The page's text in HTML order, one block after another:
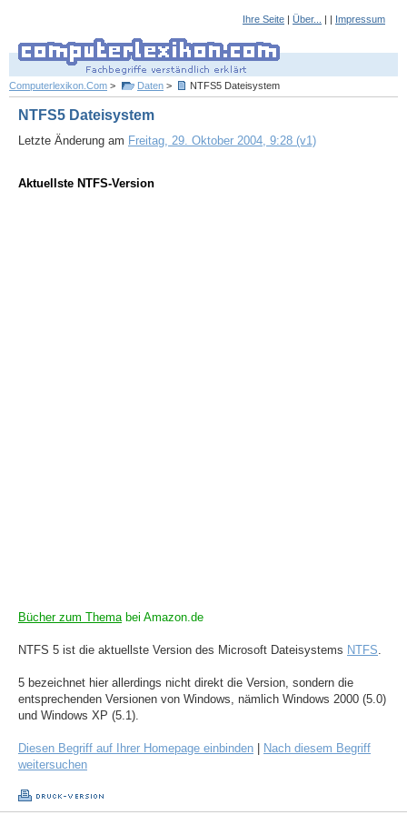
Ihre Seite | Über... | | Impressum
Computerlexikon.Com > Daten > NTFS5 Dateisystem
NTFS5 Dateisystem
Letzte Änderung am Freitag, 29. Oktober 2004, 9:28 (v1)
Aktuellste NTFS-Version
Bücher zum Themabei Amazon.de
NTFS 5 ist die aktuellste Version des Microsoft Dateisystems NTFS.
5 bezeichnet hier allerdings nicht direkt die Version, sondern die
entsprechenden Versionen von Windows, nämlich Windows 2000 (5.0)
und Windows XP (5.1).
Diesen Begriff auf Ihrer Homepage einbinden
Nach diesem Begriff
weitersuchen